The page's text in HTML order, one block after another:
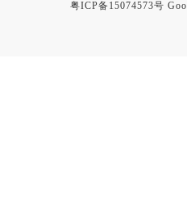
粤ICP备15074573号